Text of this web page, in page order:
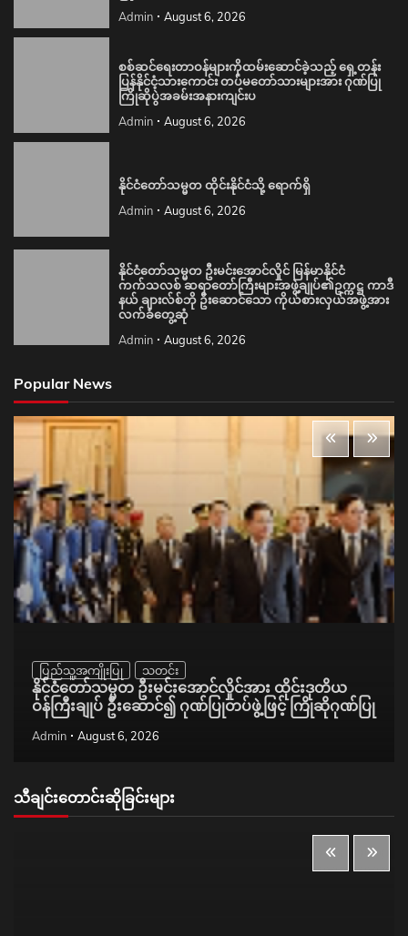
Admin August 6, 2026
စစ်ဆင်ရေးတာဝန်များကိုထမ်းဆောင်ခဲ့သည့် ရှေ့တန်း
ပြန်နိုင်ငံ့သားကောင်း တပ်မတော်သားများအား ဂုဏ်ပြု
ကြိုဆိုပွဲအခမ်းအနားကျင်းပ
Admin August 6, 2026
နိုင်ငံတော်သမ္မတ ထိုင်းနိုင်ငံသို့ ရောက်ရှိ
Admin August 6, 2026
နိုင်ငံတော်သမ္မတ ဦးမင်းအောင်လှိုင် မြန်မာနိုင်ငံ
ကက်သလစ် ဆရာတော်ကြီးများအဖွဲ့ချုပ်၏ဥက္ကဋ္ဌ ကာဒီ
နယ် ချားလ်စ်ဘို ဦးဆောင်သော ကိုယ်စားလှယ်အဖွဲ့အား
လက်ခံတွေ့ဆုံ
Admin August 6, 2026
Popular News
ပြည်သူ့အကျိုးပြု သတင်း
နိုင်ငံတော်သမ္မတ ဦးမင်းအောင်လှိုင်အား ထိုင်းဒုတိယ
ဝန်ကြီးချုပ် ဦးဆောင်၍ ဂုဏ်ပြုတပ်ဖွဲ့ဖြင့် ကြိုဆိုဂုဏ်ပြု
Admin August 6, 2026
သီချင်းတောင်းဆိုခြင်းများ